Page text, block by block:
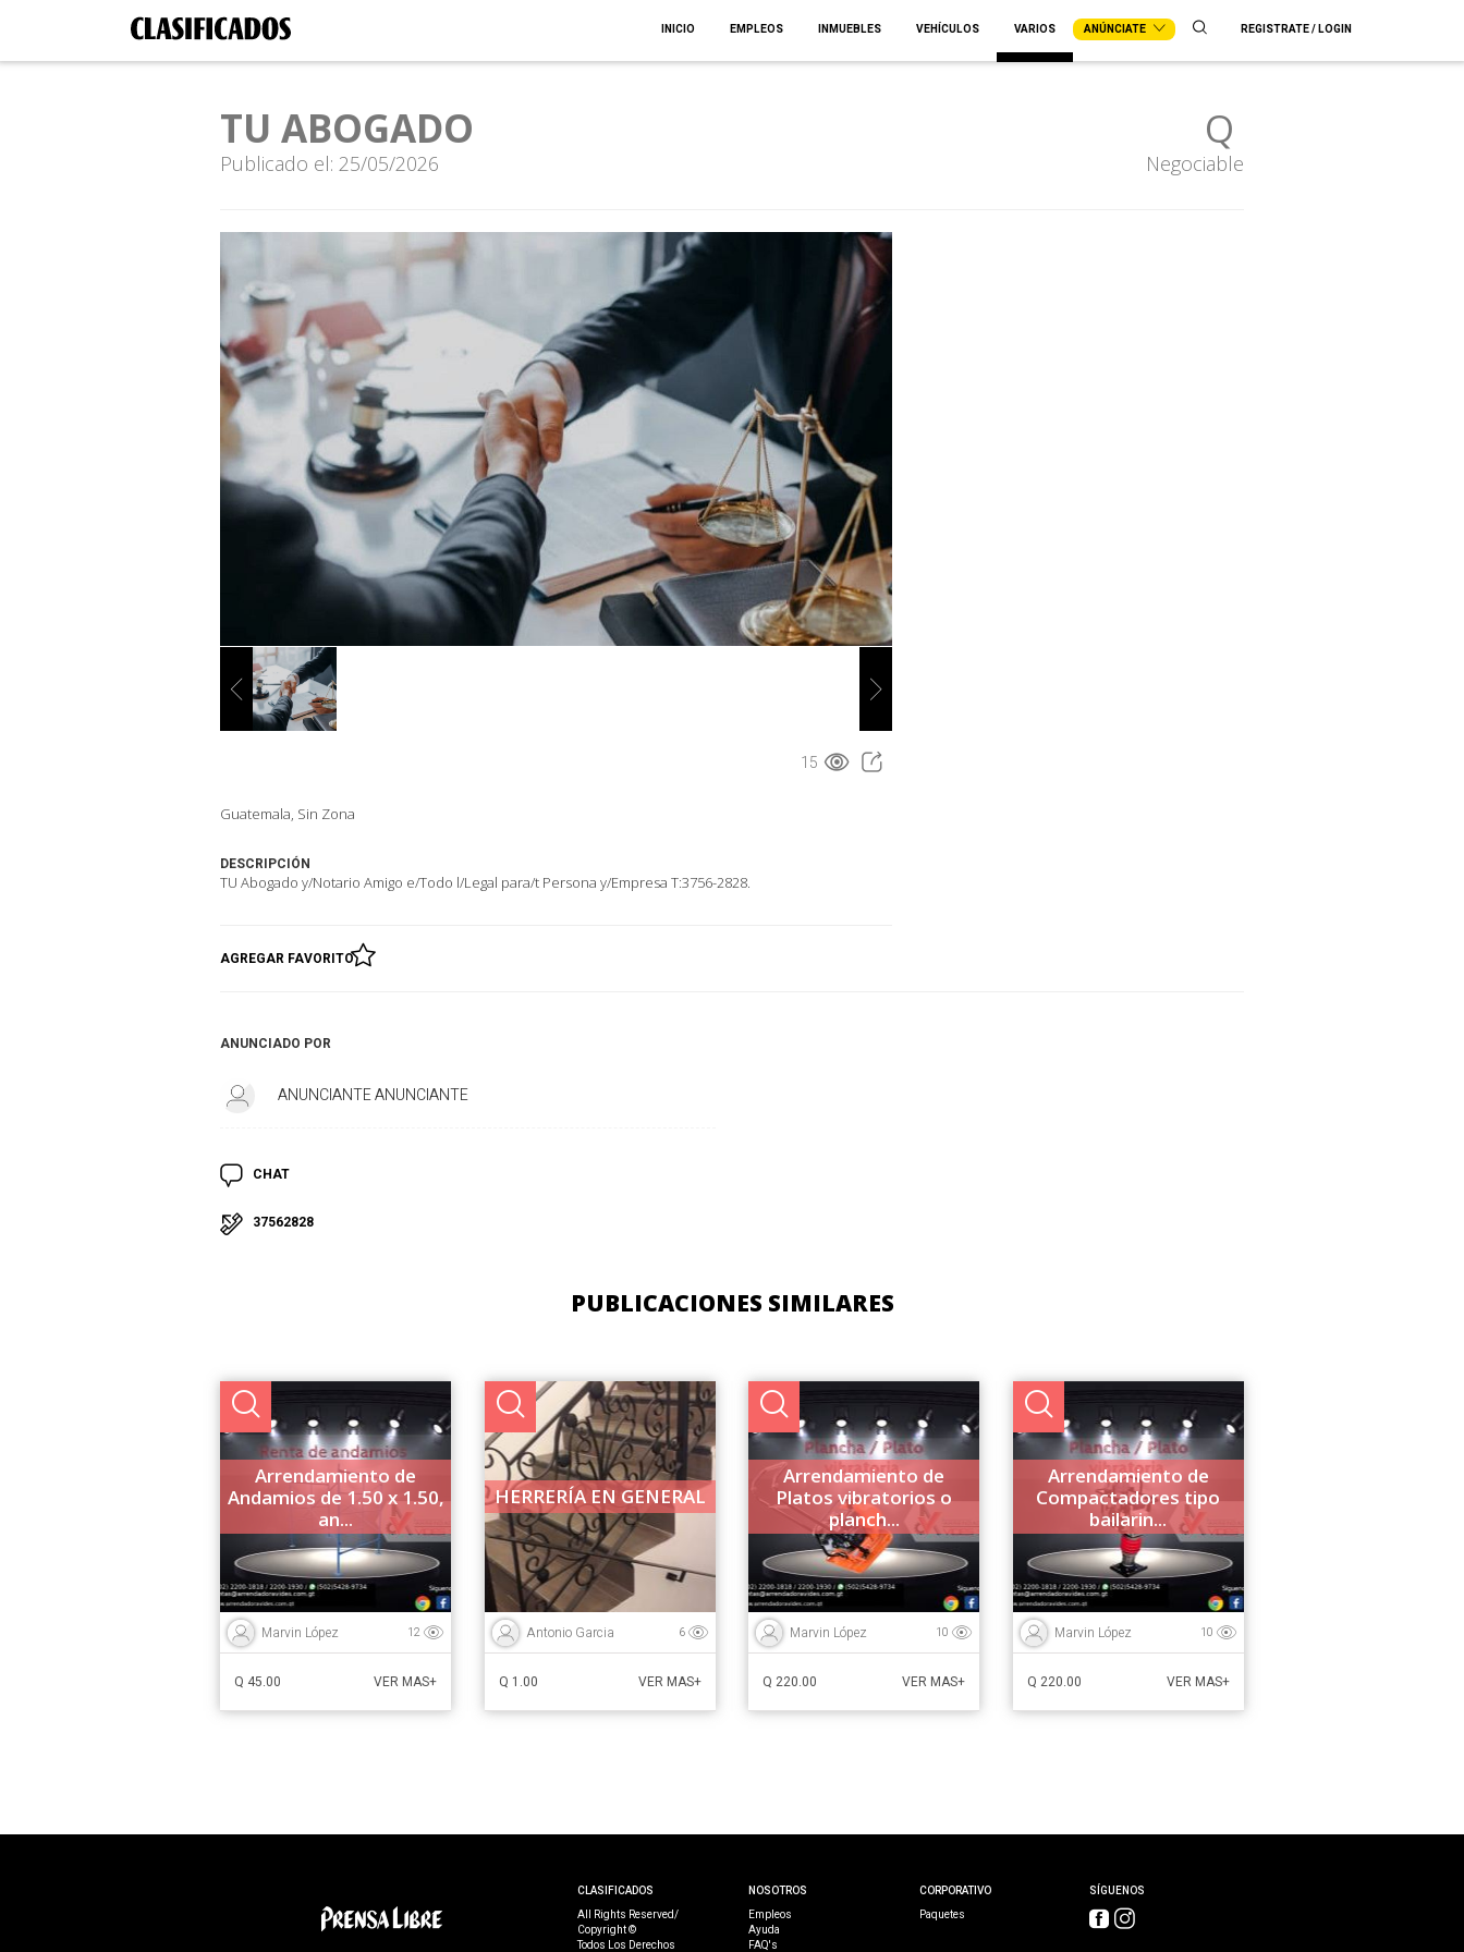
INICIO EMPLEOS INMUEBLES VEHÍCULOS VARIOS ANÚNCIATE REGISTRATE / LOGIN
TU ABOGADO
Publicado el: 25/05/2026
Q
Negociable
15
Guatemala, Sin Zona
DESCRIPCIÓN
TU Abogado y/Notario Amigo e/Todo l/Legal para/t Persona y/Empresa T:3756-2828.
AGREGAR FAVORITO
ANUNCIADO POR
ANUNCIANTE ANUNCIANTE
CHAT
37562828
PUBLICACIONES SIMILARES
Arrendamiento de
Andamios de 1.50 x 1.50,
an...
Marvin López 12
Q 45.00 VER MAS+
HERRERÍA EN GENERAL
Antonio Garcia 6
Q 1.00 VER MAS+
Arrendamiento de
Platos vibratorios o
planch...
Marvin López 10
Q 220.00 VER MAS+
Arrendamiento de
Compactadores tipo
bailarin...
Marvin López 10
Q 220.00 VER MAS+
CLASIFICADOS
All Rights Reserved/
Copyright ©
Todos Los Derechos
NOSOTROS
Empleos
Ayuda
FAQ's
CORPORATIVO
Paquetes
SÍGUENOS